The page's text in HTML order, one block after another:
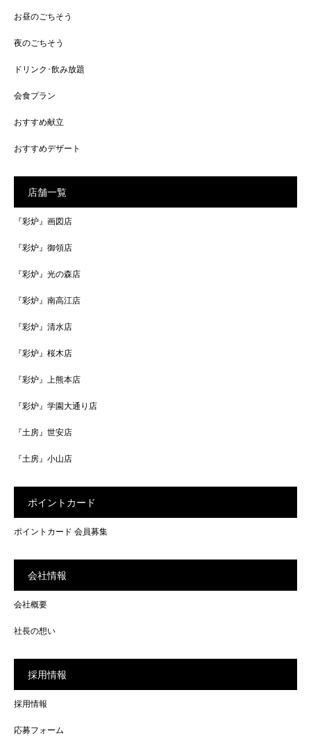
お昼のごちそう
夜のごちそう
ドリンク･飲み放題
会食プラン
おすすめ献立
おすすめデザート
店舗一覧
『彩炉』画図店
『彩炉』御領店
『彩炉』光の森店
『彩炉』南高江店
『彩炉』清水店
『彩炉』桜木店
『彩炉』上熊本店
『彩炉』学園大通り店
『土房』世安店
『土房』小山店
ポイントカード
ポイントカード 会員募集
会社情報
会社概要
社長の想い
採用情報
採用情報
応募フォーム